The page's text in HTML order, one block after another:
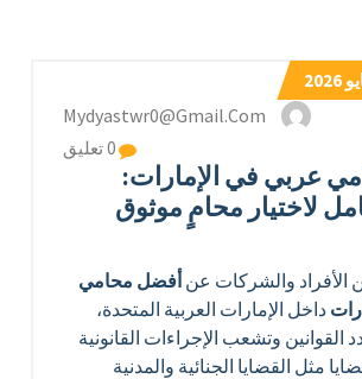
Mydyastwr0@gmail.com
0 تعليق
عربي في الإمارات:
لاختيار محامٍ موثوق
الأفراد والشركات عنأفضل محامي
داخل الإمارات العربية المتحدة،
القوانين وتشعب الإجراءات القانونية
مثل القضايا الجنائية والمدنية